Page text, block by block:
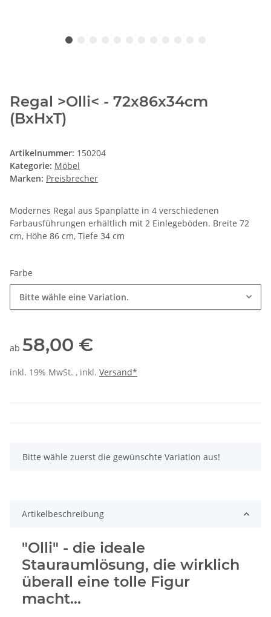
Regal >Olli< - 72x86x34cm
(BxHxT)
Artikelnummer: 150204
Kategorie: Möbel
Marken: Preisbrecher
Modernes Regal aus Spanplatte in 4 verschiedenen
Farbausführungen erhältlich mit 2 Einlegeböden. Breite 72
cm, Höhe 86 cm, Tiefe 34 cm
Farbe
Bitte wähle eine Variation.
ab 58,00 €
inkl. 19% MwSt. , inkl. Versand*
x
Bitte wähle zuerst die gewünschte Variation aus!
Artikelbeschreibung
"Olli" - die ideale
Stauraumlösung, die wirklich
überall eine tolle Figur
macht...